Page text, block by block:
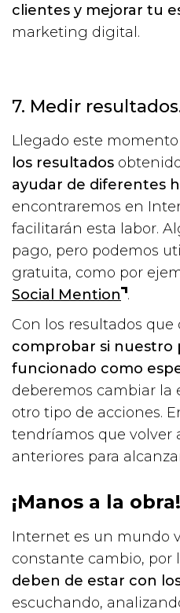
clientes y mejorar tu
marketing digital.
7. Medir
Llegado este
los resultados
ayudar de diferentes
encontraremos en
facilitarán esta labor.
pago, pero podemos
gratuita, como por
Social Mention .
Con los resultados
comprobar si nuestro
funcionado como
deberemos cambiar la
otro tipo de acciones.
tendríamos que volver
anteriores para
¡Manos a la obra!
Internet es un mundo
constante cambio, por
deben de estar con
escuchando,